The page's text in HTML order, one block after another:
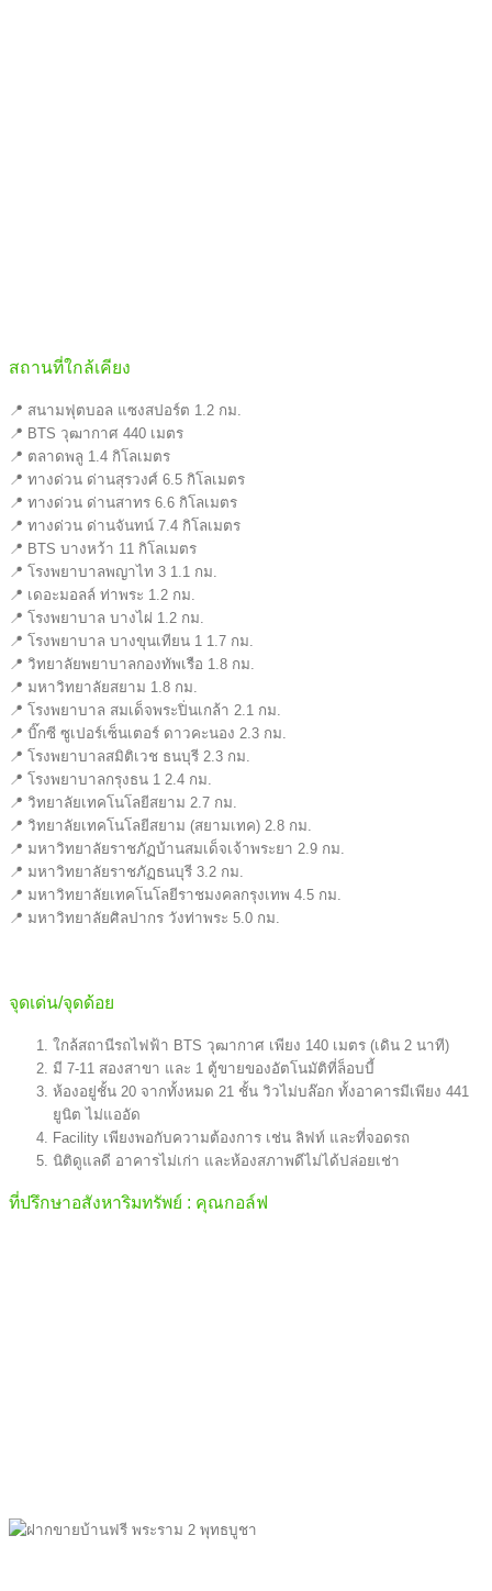
สถานที่ใกล้เคียง
📍 สนามฟุตบอล แซงสปอร์ต 1.2 กม.
📍 BTS วุฒากาศ 440 เมตร
📍 ตลาดพลู 1.4 กิโลเมตร
📍 ทางด่วน ด่านสุรวงศ์ 6.5 กิโลเมตร
📍 ทางด่วน ด่านสาทร 6.6 กิโลเมตร
📍 ทางด่วน ด่านจันทน์ 7.4 กิโลเมตร
📍 BTS บางหว้า 11 กิโลเมตร
📍 โรงพยาบาลพญาไท 3 1.1 กม.
📍 เดอะมอลล์ ท่าพระ 1.2 กม.
📍 โรงพยาบาล บางไผ่ 1.2 กม.
📍 โรงพยาบาล บางขุนเทียน 1 1.7 กม.
📍 วิทยาลัยพยาบาลกองทัพเรือ 1.8 กม.
📍 มหาวิทยาลัยสยาม 1.8 กม.
📍 โรงพยาบาล สมเด็จพระปิ่นเกล้า 2.1 กม.
📍 บิ๊กซี ซูเปอร์เซ็นเตอร์ ดาวคะนอง 2.3 กม.
📍 โรงพยาบาลสมิติเวช ธนบุรี 2.3 กม.
📍 โรงพยาบาลกรุงธน 1 2.4 กม.
📍 วิทยาลัยเทคโนโลยีสยาม 2.7 กม.
📍 วิทยาลัยเทคโนโลยีสยาม (สยามเทค) 2.8 กม.
📍 มหาวิทยาลัยราชภัฏบ้านสมเด็จเจ้าพระยา 2.9 กม.
📍 มหาวิทยาลัยราชภัฏธนบุรี 3.2 กม.
📍 มหาวิทยาลัยเทคโนโลยีราชมงคลกรุงเทพ 4.5 กม.
📍 มหาวิทยาลัยศิลปากร วังท่าพระ 5.0 กม.
จุดเด่น/จุดด้อย
ใกล้สถานีรถไฟฟ้า BTS วุฒากาศ เพียง 140 เมตร (เดิน 2 นาที)
มี 7-11 สองสาขา และ 1 ตู้ขายของอัตโนมัติที่ล็อบบี้
ห้องอยู่ชั้น 20 จากทั้งหมด 21 ชั้น วิวไม่บล๊อก ทั้งอาคารมีเพียง 441
ยูนิต ไม่แออัด
Facility เพียงพอกับความต้องการ เช่น ลิฟท์ และที่จอดรถ
นิติดูแลดี อาคารไม่เก่า และห้องสภาพดีไม่ได้ปล่อยเช่า
ที่ปรึกษาอสังหาริมทรัพย์ : คุณกอล์ฟ